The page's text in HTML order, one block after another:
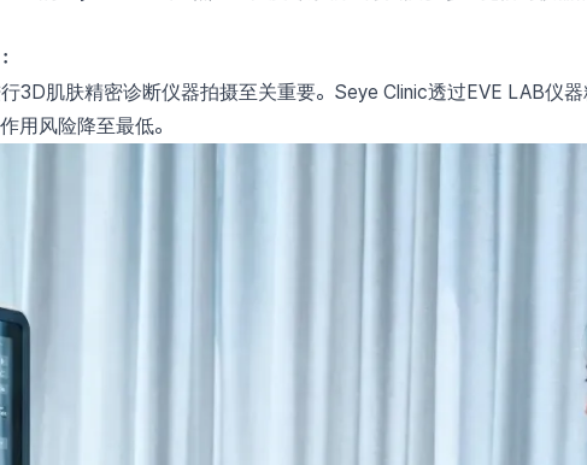
3D肌肤精密诊断仪器拍摄至关重要。Seye Clinic透过EVE LAB仪
用风险降至最低。